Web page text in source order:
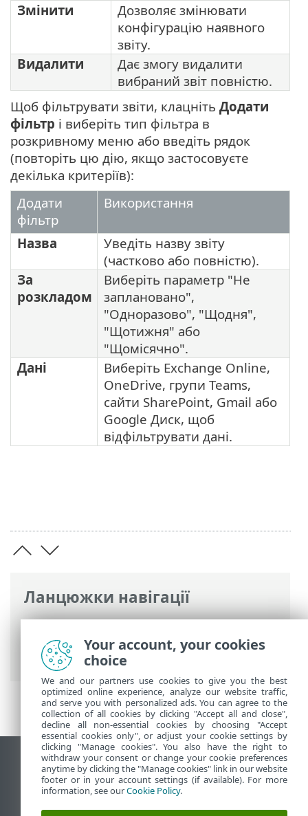
Ланцюжки навігації
Інтерактивна довідка ESET>ESET Cloud
Office Security>Навігація інтерфейсом
ESET Cloud Office Security> Звіти
Змінити
Дозволяє змінювати
конфігурацію наявного
звіту.
Видалити
Дає змогу видалити
вибраний звіт повністю.
Щоб фільтрувати звіти, клацніть Додати
фільтр і виберіть тип фільтра в
розкривному меню або введіть рядок
(повторіть цю дію, якщо застосовуєте
декілька критеріїв):
Додати
фільтр
Використання
Назва
Уведіть назву звіту
(частково або повністю).
За
розкладом
Виберіть параметр "Не
заплановано",
"Одноразово", "Щодня",
"Щотижня" або
"Щомісячно".
Дані
Виберіть Exchange Online,
OneDrive, групи Teams,
сайти SharePoint, Gmail або
Google Диск, щоб
відфільтрувати дані.
Переглянути повну версію
End of Life
База знань ESET
Your account, your cookies
choice
We and our partners use cookies to give you the best
optimized online experience, analyze our website traffic,
and serve you with personalized ads. You can agree to the
collection of all cookies by clicking "Accept all and close",
decline all non-essential cookies by choosing "Accept
essential cookies only", or adjust your cookie settings by
clicking "Manage cookies". You also have the right to
withdraw your consent or change your cookie preferences
anytime by clicking the "Manage cookies" link in our website
footer or in your account settings (if available). For more
information, see ourCookie Policy.